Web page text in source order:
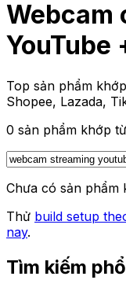
Webcam
YouTube
Top sản phẩm
Shopee, Lazada,
0 sản phẩm khớp
Chưa có sản phẩm
Thử build setup
nay.
Tìm kiếm